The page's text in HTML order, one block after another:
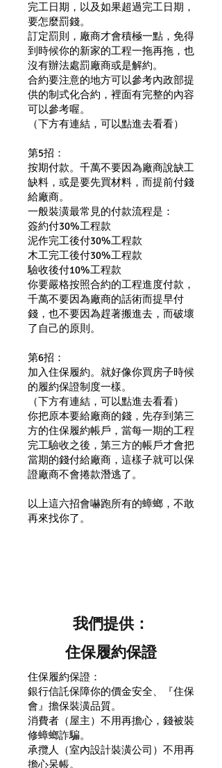
完工日期，以及如果超過完工日期，
要怎麼罰錢。
訂定罰則，廠商才會積極一點，免得
到時候你的新家的工程一拖再拖，也
沒有辦法處罰廠商或是解約。
合約要注意的地方可以參考內政部提
供的制式化合約，裡面有完整的內容
可以參考喔。
（下方有連結，可以點進去看看）
第5招：
按期付款。千萬不要因為廠商說缺工
缺料，或是要先買材料，而提前付錢
給廠商。
一般裝潢最常見的付款流程是：
簽約付30%工程款
泥作完工後付30%工程款
木工完工後付30%工程款
驗收後付10%工程款
你要嚴格按照合約的工程進度付款，
千萬不要因為廠商的話術而提早付
錢，也不要因為趕著搬進去，而破壞
了自己的原則。
第6招：
加入住保履約。就好像你買房子時候
的履約保證制度一樣。
（下方有連結，可以點進去看看）
你把原本要給廠商的錢，先存到第三
方的住保履約帳戶，當每一期的工程
完工驗收之後，第三方的帳戶才會把
當期的錢付給廠商，這樣子就可以保
證廠商不會捲款潛逃了。
以上這六招會嚇跑所有的蟑螂，不敢
再來找你了。
我們提供：
住保履約保證
住保履約保證：
銀行信託保障你的價金安全、『住保
會』擔保裝潢品質。
消費者（屋主）不用再擔心，錢被裝
修蟑螂詐騙。
承攬人（室內設計裝潢公司）不用再
擔心呆帳。